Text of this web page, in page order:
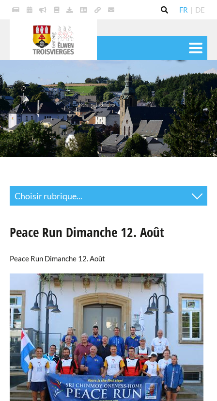
FR | DE
COMMUNE
SERVICES
VIE PRATIQUE
Choisir rubrique...
Agenda
eRaider
Publications
Annuaire
Téléchargements
Liens
Galerie Photos
Peace Run Dimanche 12. Août
Peace Run Dimanche 12. Août